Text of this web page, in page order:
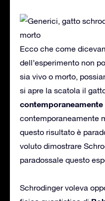
Ecco che come
dell’esperimento non
sia vivo o morto,
si apre la scatola il
contemporaneamente
contemporaneamente
questo risultato è
voluto dimostrare
paradossale questo
Schrodinger voleva